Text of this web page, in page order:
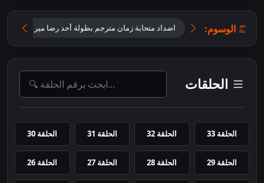
الوسوم: اضداد متحابة زمان مترجم بطولة أحد رضا مير و دنانير
الحلقات
الحلقة 33 الحلقة 32 الحلقة 31 الحلقة 30
الحلقة 29 الحلقة 28 الحلقة 27 الحلقة 26